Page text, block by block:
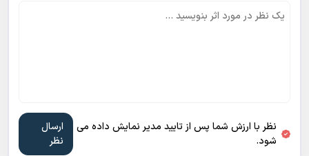
نظر با ارزش شما پس از تایید مدیر نمایش داده می
شود.